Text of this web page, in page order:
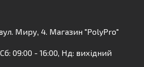
Миру, 4. Магазин "PolyPro"
09:00 - 16:00, Нд: вихідний